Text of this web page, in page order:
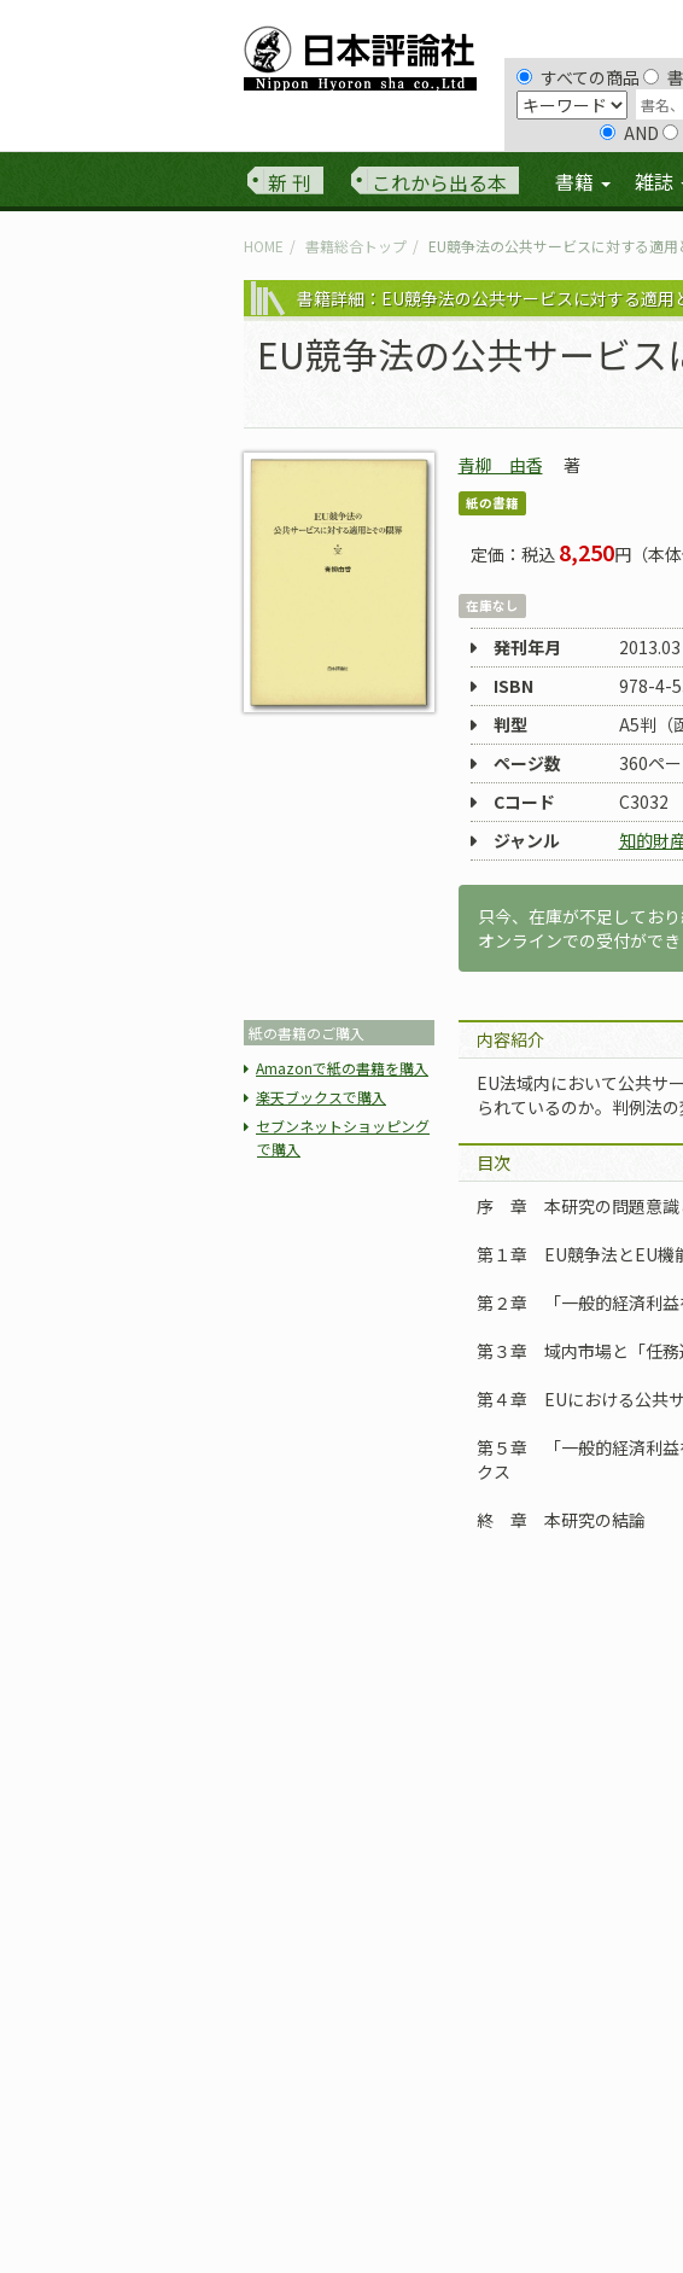
すべての商品
AND
新 刊 これから出る本 書籍 雑誌
HOME 書籍総合トップ EU競争法の公共サービスに対する適用
書籍詳細：EU競争法の公共サービスに対する適用
EU競争法の公共サービ
青柳 由香 著
紙の書籍
定価：税込 8,250円（本体
在庫なし
発刊年月
2013.03
ISBN
978-4-
判型
A5判（
ページ数
360ペ
Cコード
C3032
ジャンル
知的財
只今、在庫が不足してお
オンラインでの受付ができ
紙の書籍のご購入
Amazonで紙の書籍を購入
楽天ブックスで購入
セブンネットショッピング
で購入
内容紹介
EU法域内において公共サ
られているのか。判例法
目次
序 章 本研究の問題意識
第１章 EU競争法とEU機
第２章 「一般的経済利益
第３章 域内市場と「任務
第４章 EUにおける公共
第５章 「一般的経済利益
クス
終 章 本研究の結論